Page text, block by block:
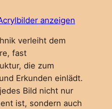
anzeigen
verleiht dem
fast
die zum
Erkunden einlädt.
Bild nicht nur
ist, sondern auch